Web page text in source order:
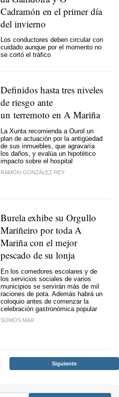
Cadramón en el primer día
del invierno
Los conductores deben circular con
cuidado aunque por el momento no
se cortó el tráfico
Definidos hasta tres niveles
de riesgo ante
un terremoto en A Mariña
La Xunta recomienda a Ourol un
plan de actuación por la antigüedad
de sus inmuebles, que agravaría
los daños, y evalúa un hipotético
impacto sobre el hospital
RAMÓN GONZÁLEZ REY
Burela exhibe su Orgullo
Mariñeiro por toda A
Mariña con el mejor
pescado de su lonja
En los comedores escolares y de
los servicios sociales de varios
municipios se servirán más de mil
raciones de pota. Además habrá un
coloquio antes de comenzar la
celebración gastronómica popular
SOMOS MAR
Siguiente